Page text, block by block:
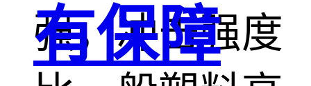
强，冲击强度
有保障